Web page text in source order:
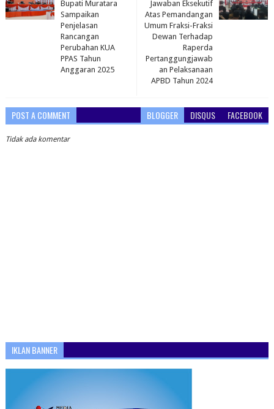
Jawaban Eksekutif
Atas Pemandangan
Umum Fraksi-Fraksi
Dewan Terhadap
Raperda
Pertanggungjawab
an Pelaksanaan
APBD Tahun 2024
Bupati Muratara
Sampaikan
Penjelasan
Rancangan
Perubahan KUA
PPAS Tahun
Anggaran 2025
POST A COMMENT BLOGGER DISQUS FACEBOOK
Tidak ada komentar
IKLAN BANNER